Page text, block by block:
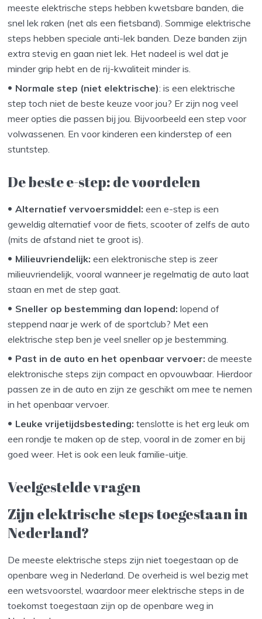
meeste elektrische steps hebben kwetsbare banden, die
snel lek raken (net als een fietsband). Sommige elektrische
steps hebben speciale anti-lek banden. Deze banden zijn
extra stevig en gaan niet lek. Het nadeel is wel dat je
minder grip hebt en de rij-kwaliteit minder is.
Normale step (niet elektrische): is een elektrische
step toch niet de beste keuze voor jou? Er zijn nog veel
meer opties die passen bij jou. Bijvoorbeeld een step voor
volwassenen. En voor kinderen een kinderstep of een
stuntstep.
De beste e-step: de voordelen
Alternatief vervoersmiddel:een e-step is een
geweldig alternatief voor de fiets, scooter of zelfs de auto
(mits de afstand niet te groot is).
Milieuvriendelijk: een elektronische step is zeer
milieuvriendelijk, vooral wanneer je regelmatig de auto laat
staan en met de step gaat.
Sneller op bestemming dan lopend:lopend of
steppend naar je werk of de sportclub? Met een
elektrische step ben je veel sneller op je bestemming.
Past in de auto en het openbaar vervoer:de meeste
elektronische steps zijn compact en opvouwbaar. Hierdoor
passen ze in de auto en zijn ze geschikt om mee te nemen
in het openbaar vervoer.
Leuke vrijetijdsbesteding: tenslotte is het erg leuk om
een rondje te maken op de step, vooral in de zomer en bij
goed weer. Het is ook een leuk familie-uitje.
Veelgestelde vragen
Zijn elektrische steps toegestaan in
Nederland?
De meeste elektrische steps zijn niet toegestaan op de
openbare weg in Nederland. De overheid is wel bezig met
een wetsvoorstel, waardoor meer elektrische steps in de
toekomst toegestaan zijn op de openbare weg in